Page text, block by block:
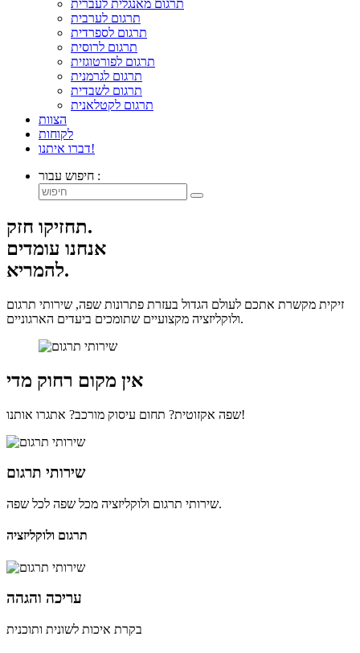
תרגום מאנגלית לעברית
תרגום לערבית
תרגום לספרדית
תרגום לרוסית
תרגום לפורטוגזית
תרגום לגרמנית
תרגום לשבדית
תרגום לקטלאנית
הצוות
לקוחות
דברו איתנו!
חיפוש עבור :
תחזיקו חזק.
אנחנו עומדים
להמריא.
זיקית מקשרת אתכם לעולם הגדול בעזרת פתרונות שפה, שירותי תרגום
ולוקליזציה מקצועיים שתומכים ביעדים הארגוניים.
אין מקום רחוק מדי
שפה אקזוטית? תחום עיסוק מורכב? אתגרו אותנו!
שירותי תרגום
שירותי תרגום ולוקליזציה מכל שפה לכל שפה.
תרגום ולוקליזציה
עריכה והגהה
בקרת איכות לשונית ותוכנית